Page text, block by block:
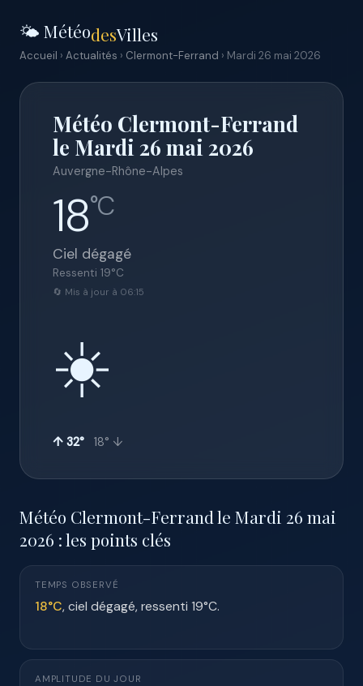
🌤️ MétéodesVilles
Accueil › Actualités › Clermont-Ferrand › Mardi 26 mai 2026
Météo Clermont-Ferrand
le Mardi 26 mai 2026
Auvergne-Rhône-Alpes
18°C
Ciel dégagé
Ressenti 19°C
🔄 Mis à jour à 06:15
☀️
↑ 32° 18° ↓
Météo Clermont-Ferrand le Mardi 26 mai
2026 : les points clés
TEMPS OBSERVÉ
18°C, ciel dégagé, ressenti 19°C.
AMPLITUDE DU JOUR